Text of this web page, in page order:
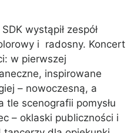
wystąpił zespół
i radosny. Koncert
w pierwszej
inspirowane
– nowoczesną, a
tle scenografii pomysłu
– oklaski publiczności i